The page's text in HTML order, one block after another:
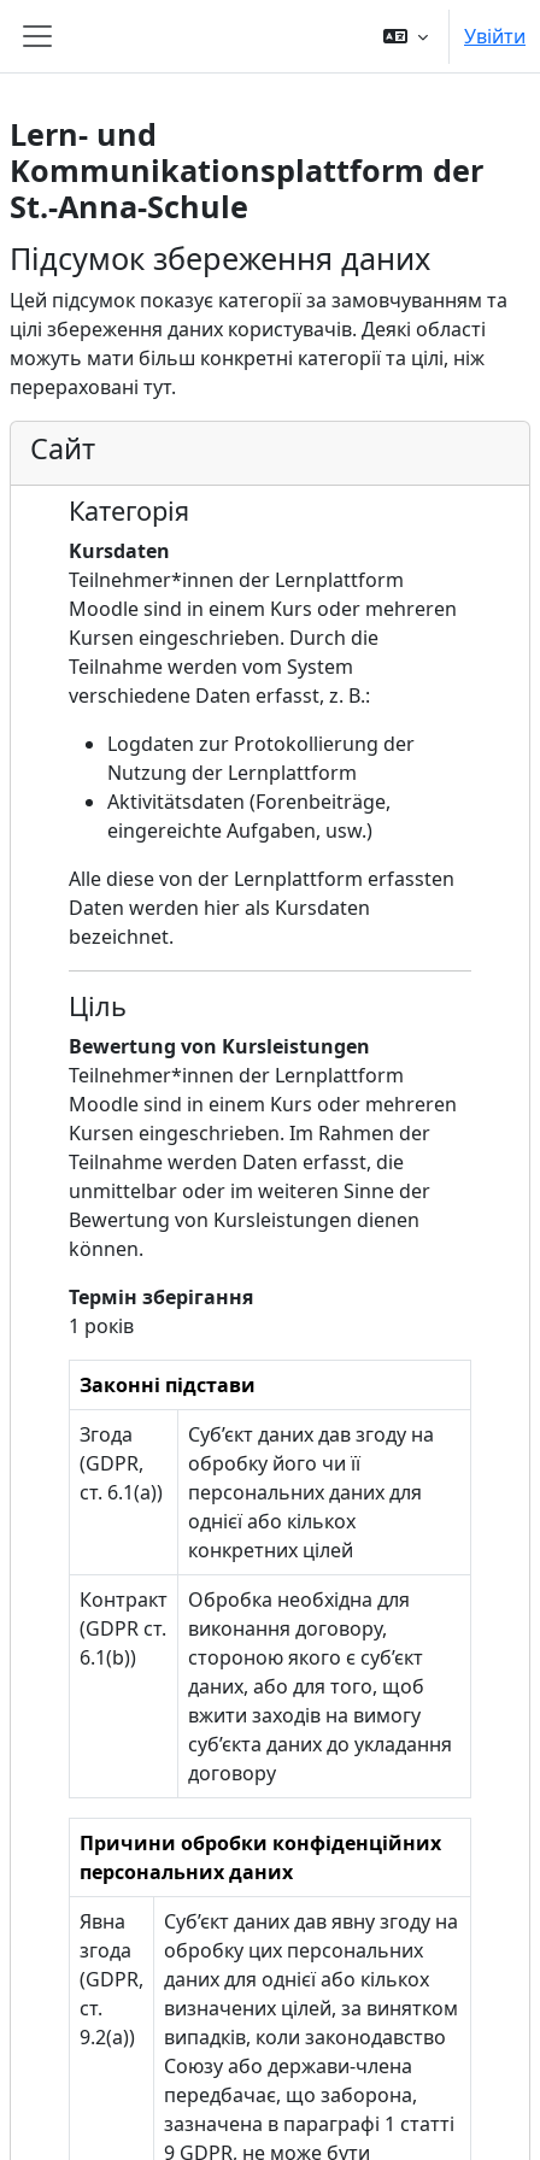
Бокова панель
Увійти
Lern- und
Kommunikationsplattform der
St.-Anna-Schule
Підсумок збереження даних
Цей підсумок показує категорії за замовчуванням та
цілі збереження даних користувачів. Деякі області
можуть мати більш конкретні категорії та цілі, ніж
перераховані тут.
Сайт
Категорія
Kursdaten
Teilnehmer*innen der Lernplattform
Moodle sind in einem Kurs oder mehreren
Kursen eingeschrieben. Durch die
Teilnahme werden vom System
verschiedene Daten erfasst, z. B.:
Logdaten zur Protokollierung der
Nutzung der Lernplattform
Aktivitätsdaten (Forenbeiträge,
eingereichte Aufgaben, usw.)
Alle diese von der Lernplattform erfassten
Daten werden hier als Kursdaten
bezeichnet.
Ціль
Bewertung von Kursleistungen
Teilnehmer*innen der Lernplattform
Moodle sind in einem Kurs oder mehreren
Kursen eingeschrieben. Im Rahmen der
Teilnahme werden Daten erfasst, die
unmittelbar oder im weiteren Sinne der
Bewertung von Kursleistungen dienen
können.
Термін зберігання
1 років
Законні підстави
Згода
(GDPR,
ст. 6.1(a))
Суб’єкт даних дав згоду на
обробку його чи її
персональних даних для
однієї або кількох
конкретних цілей
Контракт
(GDPR ст.
6.1(b))
Обробка необхідна для
виконання договору,
стороною якого є суб’єкт
даних, або для того, щоб
вжити заходів на вимогу
суб’єкта даних до укладання
договору
Причини обробки конфіденційних
персональних даних
Явна
згода
(GDPR,
ст.
9.2(a))
Суб’єкт даних дав явну згоду на
обробку цих персональних
даних для однієї або кількох
визначених цілей, за винятком
випадків, коли законодавство
Союзу або держави-члена
передбачає, що заборона,
зазначена в параграфі 1 статті
9 GDPR, не може бути